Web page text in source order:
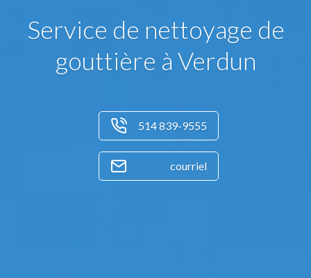
Service de nettoyage de
gouttière à Verdun
514 839-9555
courriel